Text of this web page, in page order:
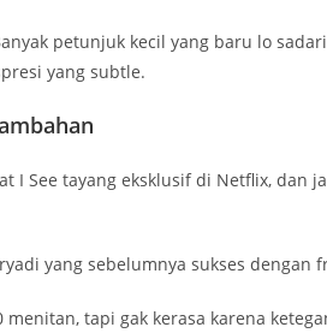
petunjuk kecil yang baru lo
yang subtle.
I See tayang eksklusif di Netflix,
yang sebelumnya sukses dengan
menitan, tapi gak kerasa karena